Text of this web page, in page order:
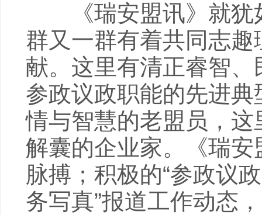
《瑞安盟讯》就犹
群又一群有着共同志
献。这里有清正睿智
参政议政职能的先进
情与智慧的老盟员，
解囊的企业家。《瑞安
脉搏；积极的“参政议
务写真”报道工作动态